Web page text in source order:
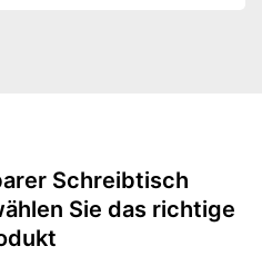
Schreibtisch
Sie das richtige